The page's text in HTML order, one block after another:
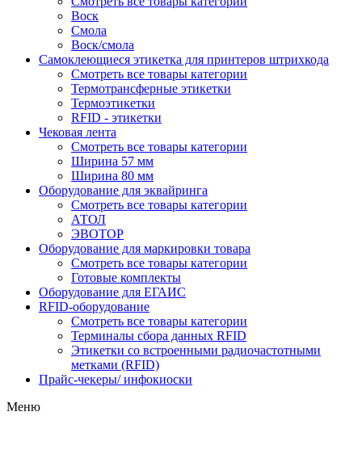
Воск
Смола
Воск/смола
Самоклеющиеся этикетка для принтеров штрихкода
Смотреть все товары категории
Термотрансферные этикетки
Термоэтикетки
RFID - этикетки
Чековая лента
Смотреть все товары категории
Ширина 57 мм
Ширина 80 мм
Оборудование для эквайринга
Смотреть все товары категории
АТОЛ
ЭВОТОР
Оборудование для маркировки товара
Смотреть все товары категории
Готовые комплекты
Оборудование для ЕГАИС
RFID-оборудование
Смотреть все товары категории
Терминалы сбора данных RFID
Этикетки со встроенными радиочастотными
метками (RFID)
Прайс-чекеры/ инфокиоски
Меню